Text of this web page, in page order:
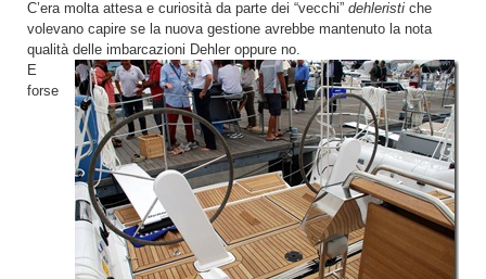
C’era molta attesa e curiosità da parte dei “vecchi” dehleristi che
volevano capire se la nuova gestione avrebbe mantenuto la nota
qualità delle imbarcazioni Dehler oppure no.
E
forse